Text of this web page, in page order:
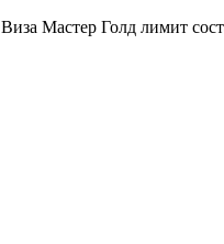
Мастер Голд лимит